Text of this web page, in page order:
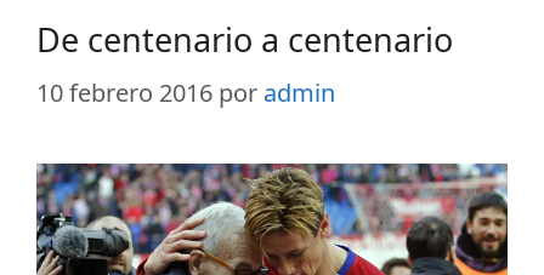
De centenario a centenario
10 febrero 2016 por admin